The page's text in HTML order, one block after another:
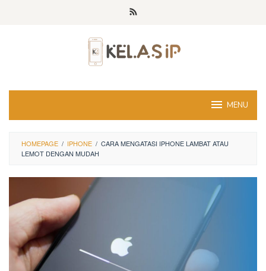
MENU
HOMEPAGE / IPHONE / CARA MENGATASI IPHONE LAMBAT ATAU
LEMOT DENGAN MUDAH